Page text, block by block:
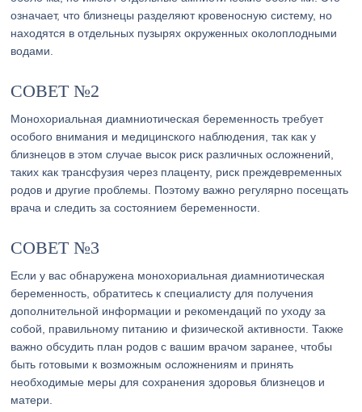
означает, что близнецы разделяют кровеносную систему, но
находятся в отдельных пузырях окруженных околоплодными
водами.
СОВЕТ №2
Монохориальная диамниотическая беременность требует
особого внимания и медицинского наблюдения, так как у
близнецов в этом случае высок риск различных осложнений,
таких как трансфузия через плаценту, риск преждевременных
родов и другие проблемы. Поэтому важно регулярно посещать
врача и следить за состоянием беременности.
СОВЕТ №3
Если у вас обнаружена монохориальная диамниотическая
беременность, обратитесь к специалисту для получения
дополнительной информации и рекомендаций по уходу за
собой, правильному питанию и физической активности. Также
важно обсудить план родов с вашим врачом заранее, чтобы
быть готовыми к возможным осложнениям и принять
необходимые меры для сохранения здоровья близнецов и
матери.